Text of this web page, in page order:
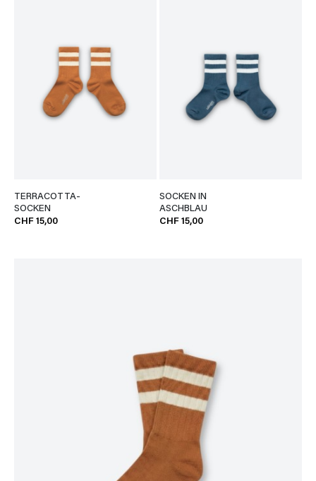
TERRACOTTA-
SOCKEN
CHF 15,00
SOCKEN IN
ASCHBLAU
CHF 15,00